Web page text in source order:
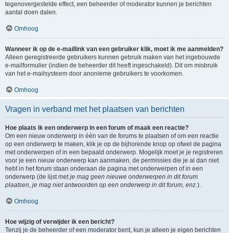
tegenovergestelde effect, een beheerder of moderator kunnen je berichten
aantal doen dalen.
Omhoog
Wanneer ik op de e-maillink van een gebruiker klik, moet ik me aanmelden?
Alleen geregistreerde gebruikers kunnen gebruik maken van het ingebouwde
e-mailformulier (indien de beheerder dit heeft ingeschakeld). Dit om misbruik
van het e-mailsysteem door anonieme gebruikers te voorkomen.
Omhoog
Vragen in verband met het plaatsen van berichten
Hoe plaats ik een onderwerp in een forum of maak een reactie?
Om een nieuw onderwerp in één van de forums te plaatsen of om een reactie
op een onderwerp te maken, klik je op de bijhorende knop op ofwel de pagina
met onderwerpen of in een bepaald onderwerp. Mogelijk moet je je registreren
voor je een nieuw onderwerp kan aanmaken, de permissies die je al dan niet
hebt in het forum staan onderaan de pagina met onderwerpen of in een
onderwerp (de lijst metje mag geen nieuwe onderwerpen in dit forum
plaatsen, je mag niet antwoorden op een onderwerp in dit forum, enz.).
Omhoog
Hoe wijzig of verwijder ik een bericht?
Tenzij je de beheerder of een moderator bent, kun je alleen je eigen berichten